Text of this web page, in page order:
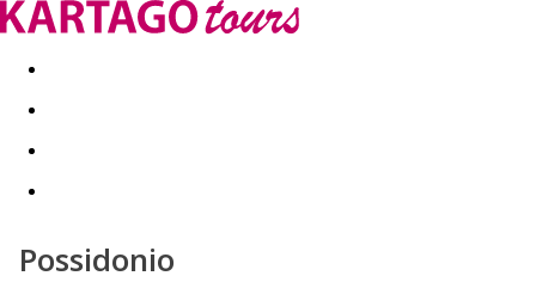
Last minute Dovolenkové kluby
Possidonio